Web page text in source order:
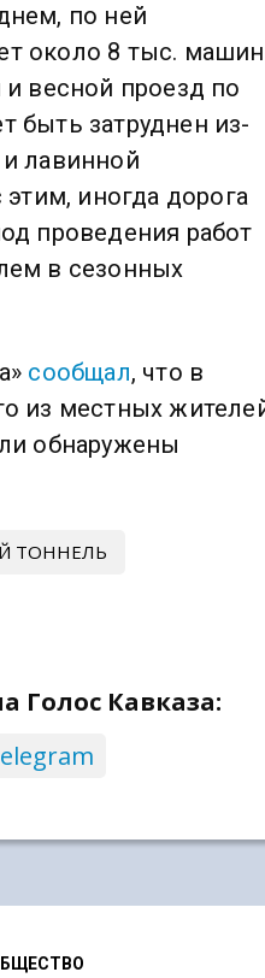
по ней
около 8 тыс.
весной проезд по
быть затруднен из-
лавинной
иногда дорога
проведения работ
в сезонных
сообщал, что в
из местных
обнаружены
ТОННЕЛЬ
Голос Кавказа: